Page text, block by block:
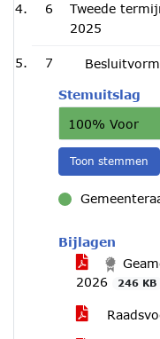
6
Tweede
2025
7
Stemuitslag
100% Voor
Toon stemmen
Bijlagen
2026
246 KB